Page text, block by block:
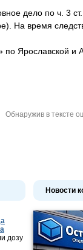
дело по ч. 3
На время
Ярославской и
Обнаружив в тексте
дозу
Новости